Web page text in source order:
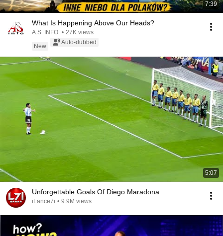
7:39
What Is Happening Above Our Heads?
A.S. INFO • 27K views
New
Auto-dubbed
5:07
Unforgettable Goals Of Diego Maradona
iLance7i • 9.9M views